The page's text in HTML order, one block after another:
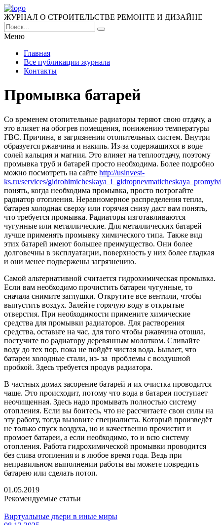
ЖУРНАЛ О СТРОИТЕЛЬСТВЕ РЕМОНТЕ И ДИЗАЙНЕ
Меню
Главная
Все публикации журнала
Контакты
Промывка батарей
Со временем отопительные радиаторы теряют свою отдачу, а
это влияет на обогрев помещения, понижению температуры
ГВС. Причина, в загрязнении отопительных систем. Внутри
образуется ржавчина и накипь. Из-за содержащихся в воде
солей кальция и магния. Это влияет на теплоотдачу, поэтому
промывка труб и батарей просто необходима. Более подробно
можно посмотреть на сайте http://usinvest-
ks.ru/services/
понять, когда необходима промывка, просто потрогайте
радиатор отопления. Неравномерное распределения тепла,
батарея холодная сверху или горячая снизу даст вам понять,
что требуется промывка. Радиаторы изготавливаются
чугунные или металлические. Для металлических батарей
лучше применять промывку химического типа. Также вид
этих батарей имеют большее преимущество. Они более
долговечны в эксплуатации, поверхность у них более гладкая
и они менее подвержены загрязнению.
Самой альтернативной считается гидрохимическая промывка.
Если вам необходимо прочистить батареи чугунные, то
сначала снимите заглушки. Открутите все вентили, чтобы
выпустить воздух. Залейте горячую воду в открытые
отверстия. При необходимости примените химические
средства для промывки радиаторов. Для растворения
средства, оставьте на час, для того чтобы ржавчина отошла,
постучите по радиатору деревянным молотком. Сливайте
воду до тех пор, пока не пойдёт чистая вода. Бывает, что
батареи холодные стали, из- за проблемы с воздушной
пробкой. Здесь требуется продув радиатора.
В частных домах засорение батарей и их очистка проводится
чаще. Это происходит, потому что вода в батареи поступает
неочищенная. Здесь надо промывать полностью систему
отопления. Если вы боитесь, что не рассчитаете свои силы на
эту работу, тогда вызовите специалиста. Который произведёт
не только спуск воздуха, но и качественно прочистит и
промоет батареи, а если необходимо, то и всю систему
отопления. Работа гидрохимической промывки проводится
без слива отопления и в любое время года. Ведь при
неправильном выполнении работы вы можете повредить
батарею или сделать потоп.
01.05.2019
Рекомендуемые статьи
Виртуальные двери в иные миры